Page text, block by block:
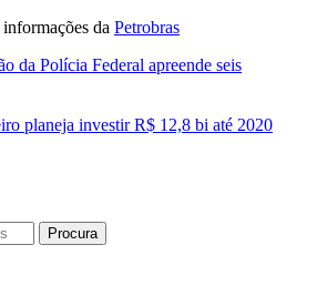
da Petrobras
da Polícia Federal apreende seis
planeja investir R$ 12,8 bi até 2020
Procura